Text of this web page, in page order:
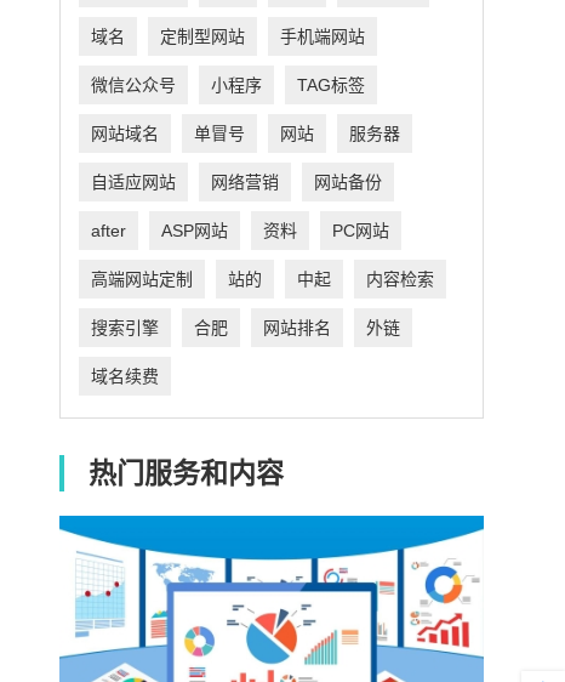
域名 定制型网站 手机端网站
微信公众号 小程序 TAG标签
网站域名 单冒号 网站 服务器
自适应网站 网络营销 网站备份
after ASP网站 资料 PC网站
高端网站定制 站的 中起 内容检索
搜索引擎 合肥 网站排名 外链
域名续费
热门服务和内容